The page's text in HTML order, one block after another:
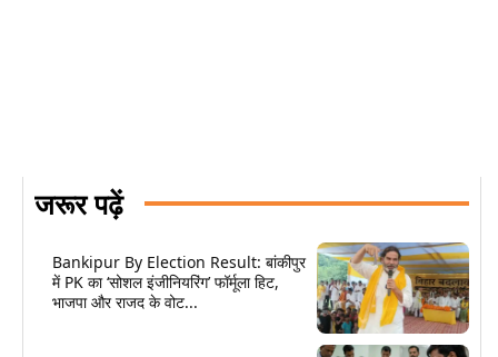
जरूर पढ़ें
Bankipur By Election Result: बांकीपुर
में PK का ‘सोशल इंजीनियरिंग’ फॉर्मूला हिट,
भाजपा और राजद के वोट...